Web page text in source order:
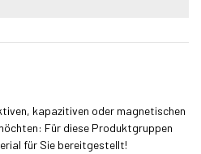
kapazitiven oder magnetischen
Für diese Produktgruppen
für Sie bereitgestellt!